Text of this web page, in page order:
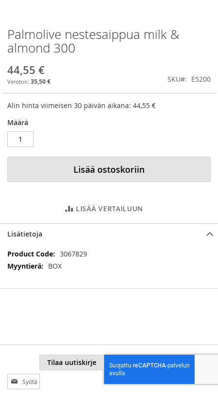
Skip
to
the
of
the
Palmolive nestesaippua milk &
almond 300
44,55 €
35,50 € SKU E5200
Alin hinta viimeisen 30 päivän aikana: 44,55 €
Määrä
Lisää ostoskoriin
LISÄÄ VERTAILUUN
Lisätietoja
Lisätietoja
3067829
BOX
Tilaa
uutiskirjeemme:
Tilaa uutiskirje